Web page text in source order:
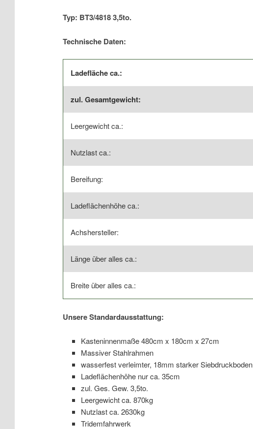
Typ: BT3/4818 3,5to.
Technische Daten:
Ladefläche ca.:
zul. Gesamtgewicht:
Leergewicht ca.:
Nutzlast ca.:
Bereifung:
Ladeflächenhöhe ca.:
Achshersteller:
Länge über alles ca.:
Breite über alles ca.:
Unsere Standardausstattung:
Kasteninnenmaße 480cm x 180cm x 27cm
Massiver Stahlrahmen
wasserfest verleimter, 18mm starker Siebdruckboden
Ladeflächenhöhe nur ca. 35cm
zul. Ges. Gew. 3,5to.
Leergewicht ca. 870kg
Nutzlast ca. 2630kg
Tridemfahrwerk